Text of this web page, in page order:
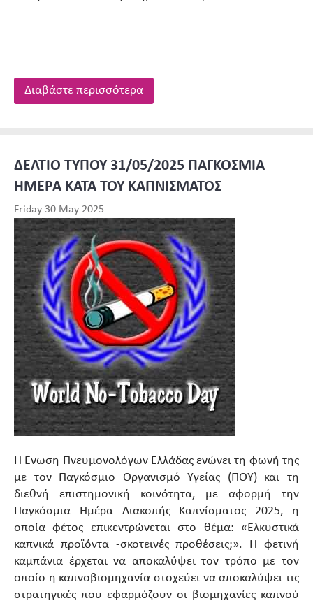
Διαβάστε περισσότερα
ΔΕΛΤΙΟ ΤΥΠΟΥ 31/05/2025 ΠΑΓΚΟΣΜΙΑ
ΗΜΕΡΑ ΚΑΤΑ ΤΟΥ ΚΑΠΝΙΣΜΑΤΟΣ
Friday 30 May 2025
Η Ένωση Πνευμονολόγων Ελλάδας ενώνει τη φωνή της
με τον Παγκόσμιο Οργανισμό Υγείας (ΠΟΥ) και τη
διεθνή επιστημονική κοινότητα, με αφορμή την
Παγκόσμια Ημέρα Διακοπής Καπνίσματος 2025, η
οποία φέτος επικεντρώνεται στο θέμα: «Ελκυστικά
καπνικά προϊόντα -σκοτεινές προθέσεις;». Η φετινή
καμπάνια έρχεται να αποκαλύψει τον τρόπο με τον
οποίο η καπνοβιομηχανία στοχεύει να αποκαλύψει τις
στρατηγικές που εφαρμόζουν οι βιομηχανίες καπνού